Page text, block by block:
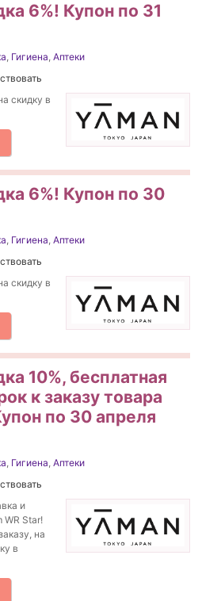
6%! Купон по 31
, Гигиена, Аптеки
скидку в
6%! Купон по 30
, Гигиена, Аптеки
скидку в
10%, бесплатная
к заказу товара
по 30 апреля
, Гигиена, Аптеки
и
WR Star!
на
в